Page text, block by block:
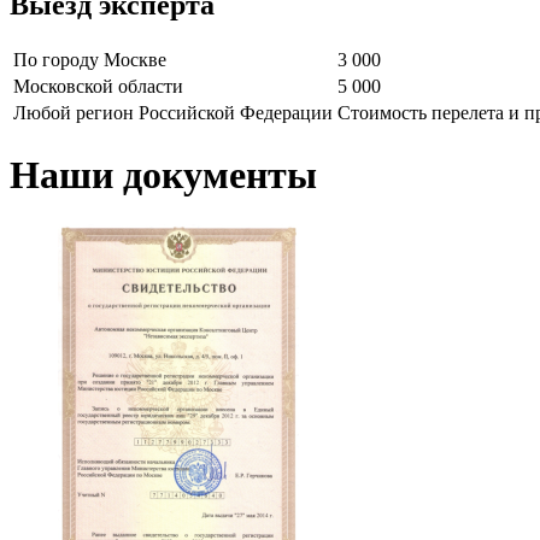
По городу Москве
3 000
Московской области
5 000
Любой регион Российской Федерации Стоимость перелета и
Наши документы